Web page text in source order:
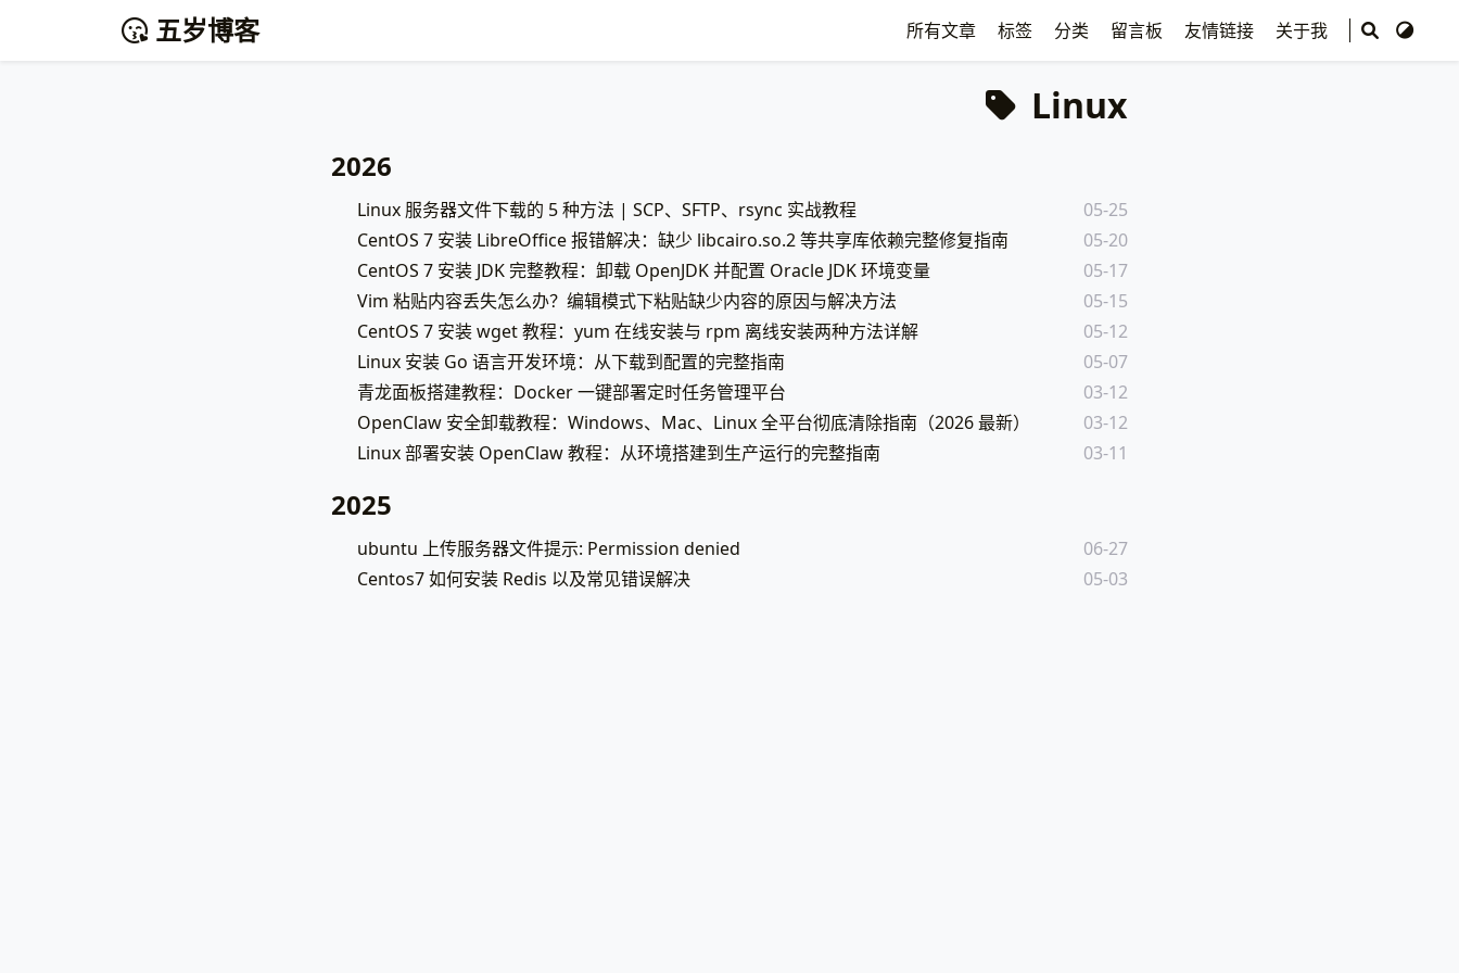
五岁博客 所有文章 标签 分类 留言板 友情链接 关于我
Linux
2026
Linux 服务器文件下载的 5 种方法 | SCP、SFTP、rsync 实战教程
05-25
CentOS 7 安装 LibreOffice 报错解决：缺少 libcairo.so.2 等共享库依赖完整修复指南
05-20
CentOS 7 安装 JDK 完整教程：卸载 OpenJDK 并配置 Oracle JDK 环境变量
05-17
Vim 粘贴内容丢失怎么办？编辑模式下粘贴缺少内容的原因与解决方法
05-15
CentOS 7 安装 wget 教程：yum 在线安装与 rpm 离线安装两种方法详解
05-12
Linux 安装 Go 语言开发环境：从下载到配置的完整指南
05-07
青龙面板搭建教程：Docker 一键部署定时任务管理平台
03-12
OpenClaw 安全卸载教程：Windows、Mac、Linux 全平台彻底清除指南（2026 最新）
03-12
Linux 部署安装 OpenClaw 教程：从环境搭建到生产运行的完整指南
03-11
2025
ubuntu 上传服务器文件提示: Permission denied
06-27
Centos7 如何安装 Redis 以及常见错误解决
05-03